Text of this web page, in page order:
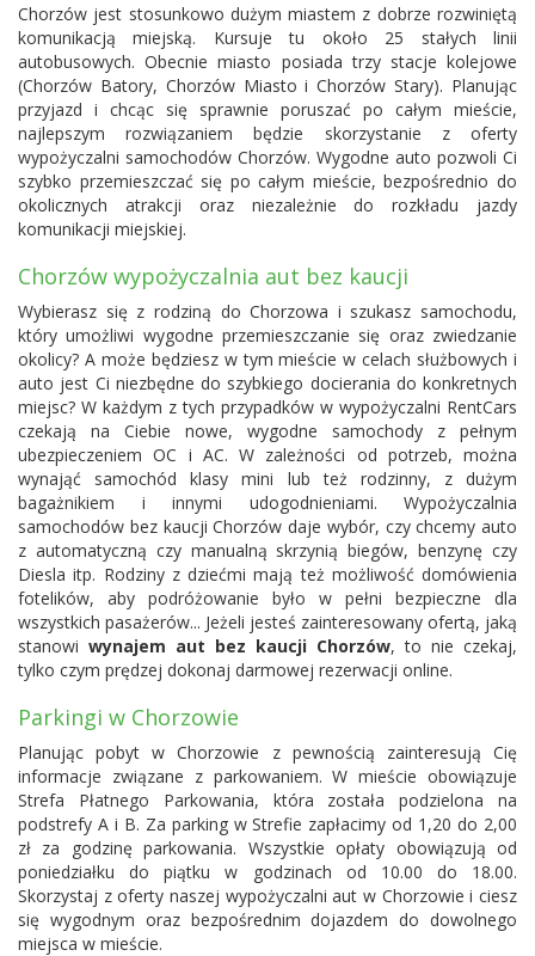
Chorzów jest stosunkowo dużym miastem z dobrze rozwiniętą
komunikacją miejską. Kursuje tu około 25 stałych linii
autobusowych. Obecnie miasto posiada trzy stacje kolejowe
(Chorzów Batory, Chorzów Miasto i Chorzów Stary). Planując
przyjazd i chcąc się sprawnie poruszać po całym mieście,
najlepszym rozwiązaniem będzie skorzystanie z oferty
wypożyczalni samochodów Chorzów. Wygodne auto pozwoli Ci
szybko przemieszczać się po całym mieście, bezpośrednio do
okolicznych atrakcji oraz niezależnie do rozkładu jazdy
komunikacji miejskiej.
Chorzów wypożyczalnia aut bez kaucji
Wybierasz się z rodziną do Chorzowa i szukasz samochodu,
który umożliwi wygodne przemieszczanie się oraz zwiedzanie
okolicy? A może będziesz w tym mieście w celach służbowych i
auto jest Ci niezbędne do szybkiego docierania do konkretnych
miejsc? W każdym z tych przypadków w wypożyczalni RentCars
czekają na Ciebie nowe, wygodne samochody z pełnym
ubezpieczeniem OC i AC. W zależności od potrzeb, można
wynająć samochód klasy mini lub też rodzinny, z dużym
bagażnikiem i innymi udogodnieniami. Wypożyczalnia
samochodów bez kaucji Chorzów daje wybór, czy chcemy auto
z automatyczną czy manualną skrzynią biegów, benzynę czy
Diesla itp. Rodziny z dziećmi mają też możliwość domówienia
fotelików, aby podróżowanie było w pełni bezpieczne dla
wszystkich pasażerów... Jeżeli jesteś zainteresowany ofertą, jaką
stanowi wynajem aut bez kaucji Chorzów, to nie czekaj,
tylko czym prędzej dokonaj darmowej rezerwacji online.
Parkingi w Chorzowie
Planując pobyt w Chorzowie z pewnością zainteresują Cię
informacje związane z parkowaniem. W mieście obowiązuje
Strefa Płatnego Parkowania, która została podzielona na
podstrefy A i B. Za parking w Strefie zapłacimy od 1,20 do 2,00
zł za godzinę parkowania. Wszystkie opłaty obowiązują od
poniedziałku do piątku w godzinach od 10.00 do 18.00.
Skorzystaj z oferty naszej wypożyczalni aut w Chorzowie i ciesz
się wygodnym oraz bezpośrednim dojazdem do dowolnego
miejsca w mieście.